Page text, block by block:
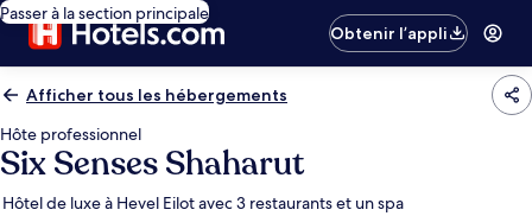
Passer à la section principale
Obtenir l’appli
Afficher tous les hébergements
Hôte professionnel
Six Senses Shaharut
Hôtel de luxe à Hevel Eilot avec 3 restaurants et un spa